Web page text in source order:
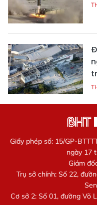
Giấy phép số: 15/GP-
ngày 17
Giám
Trụ sở chính: Số 22,
Cơ sở 2: Số 01, đường Võ